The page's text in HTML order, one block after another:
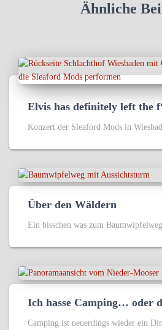
Ähnliche
Elvis has definitely left the
Konzert der Sleaford Mods in
Über den Wäldern
Ein bisschen was zum
Ich hasse Camping… oder
Camping ist neuerdings wieder ein